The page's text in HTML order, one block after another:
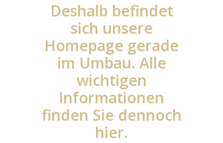
Deshalb befindet
sich unsere
Homepage gerade
im Umbau. Alle
wichtigen
Informationen
finden Sie dennoch
hier.